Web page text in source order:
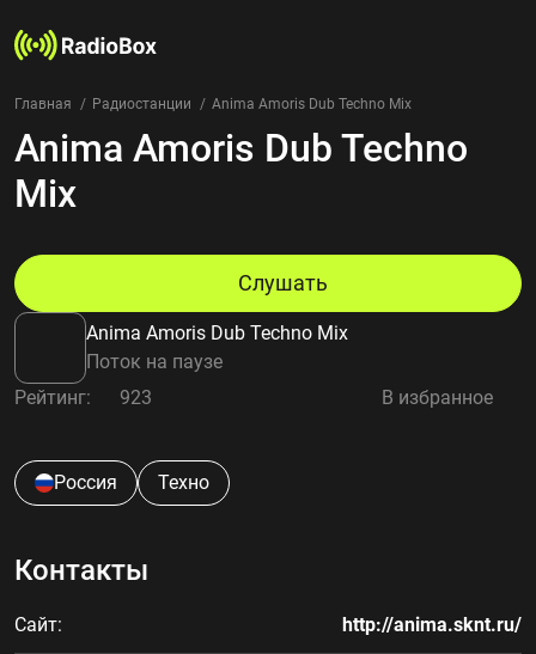
Радиостанции
Жанры
Страны
Избранное
Добавить радиостанцию
Контакты
Главная Радиостанции Anima Amoris Dub Techno Mix
Anima Amoris Dub Techno
Mix
Anima Amoris Dub Techno Mix
Поток на паузе
Слушать
Рейтинг: 923 В избранное
Россия Техно
Контакты
Сайт: http://anima.sknt.ru/